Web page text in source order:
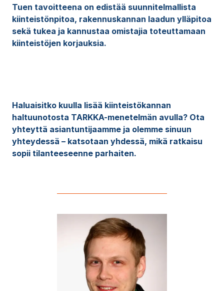
Tuen tavoitteena on edistää suunnitelmallista
kiinteistönpitoa, rakennuskannan laadun ylläpitoa
sekä tukea ja kannustaa omistajia toteuttamaan
kiinteistöjen korjauksia.
Haluaisitko kuulla lisää kiinteistökannan
haltuunotosta TARKKA-menetelmän avulla? Ota
yhteyttä asiantuntijaamme ja olemme sinuun
yhteydessä – katsotaan yhdessä, mikä ratkaisu
sopii tilanteeseenne parhaiten.